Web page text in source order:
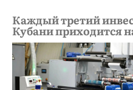
Каждый третий
Кубани приходится